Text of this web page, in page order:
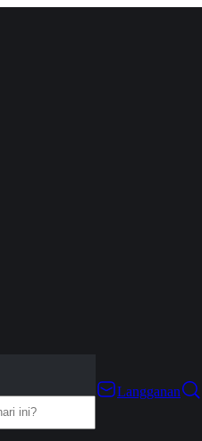
Langganan